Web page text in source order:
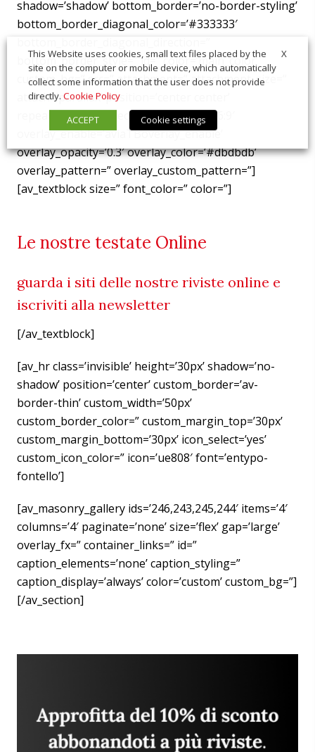
shadow=’shadow’ bottom_border=’no-border-styling’
bottom_border_diagonal_color=’#333333′
bottom_border_style=” id=” color=’main_color’
custom_bg=” src=” attachment=” attachment_size=”
attach=’parallax’ position=’center center’
repeat=’stretch’ video=” video_ratio=’16:9′
overlay_enable=’aviaTBoverlay_enable’
overlay_opacity=’0.3′ overlay_color=’#dbdbdb’
overlay_pattern=” overlay_custom_pattern=”]
[av_textblock size=” font_color=” color=”]
Le nostre testate Online
guarda i siti delle nostre riviste online e
iscriviti alla newsletter
[/av_textblock]
[av_hr class=’invisible’ height=’30px’ shadow=’no-
shadow’ position=’center’ custom_border=’av-
border-thin’ custom_width=’50px’
custom_border_color=” custom_margin_top=’30px’
custom_margin_bottom=’30px’ icon_select=’yes’
custom_icon_color=” icon=’ue808′ font=’entypo-
fontello’]
[av_masonry_gallery ids=’246,243,245,244′ items=’4′
columns=’4′ paginate=’none’ size=’flex’ gap=’large’
overlay_fx=” container_links=” id=”
caption_elements=’none’ caption_styling=”
caption_display=’always’ color=’custom’ custom_bg=”]
[/av_section]
X
This Website uses cookies, small text files placed by the
site on the computer or mobile device, which automatically
collect some information that the user does not provide
directly. Cookie Policy
ACCEPT
Cookie settings